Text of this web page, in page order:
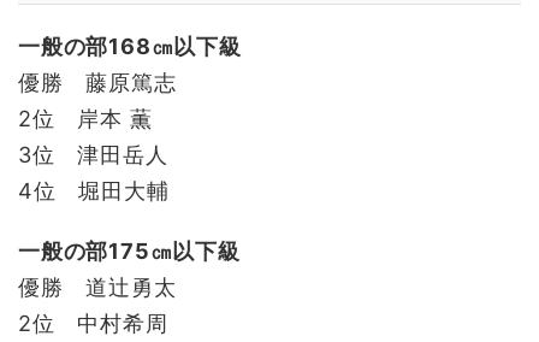
一般の部168㎝以下級
優勝 藤原篤志
2位 岸本 薫
3位 津田岳人
4位 堀田大輔
一般の部175㎝以下級
優勝 道辻勇太
2位 中村希周